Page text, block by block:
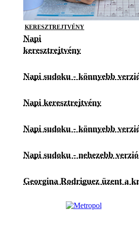
KERESZTREJTVÉNY
Napi
keresztrejtvény
Napi sudoku - könnyebb
Napi keresztrejtvény
Napi sudoku - könnyebb
Napi sudoku - nehezebb verzió
Georgina Rodriguez üzent a